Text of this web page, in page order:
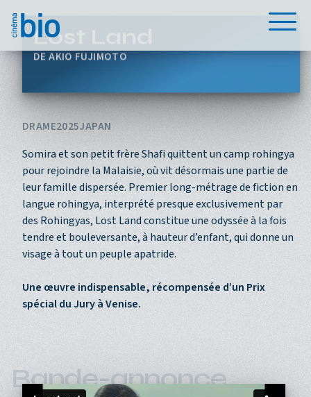
Lost Land
AKIO FUJIMOTO
DRAME2025JAPAN
Somira et son petit frère Shafi quittent un camp rohingya
pour rejoindre la Malaisie, où vit désormais une partie de
leur famille dispersée. Premier long-métrage de fiction en
langue rohingya, interprété presque exclusivement par
des Rohingyas, Lost Land constitue une odyssée à la fois
tendre et bouleversante, à hauteur d’enfant, qui donne un
visage à tout un peuple apatride.
Une œuvre indispensable, récompensée d’un Prix
spécial du Jury à Venise.
Bande-annonce